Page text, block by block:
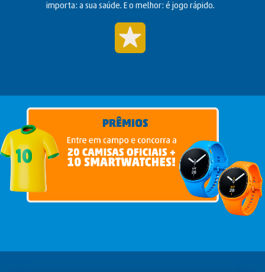
importa: a sua saúde. E o melhor: é jogo rápido.